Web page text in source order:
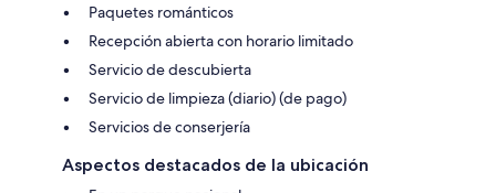
Paquetes románticos
Recepción abierta con horario limitado
Servicio de descubierta
Servicio de limpieza (diario) (de pago)
Servicios de conserjería
Aspectos destacados de la ubicación